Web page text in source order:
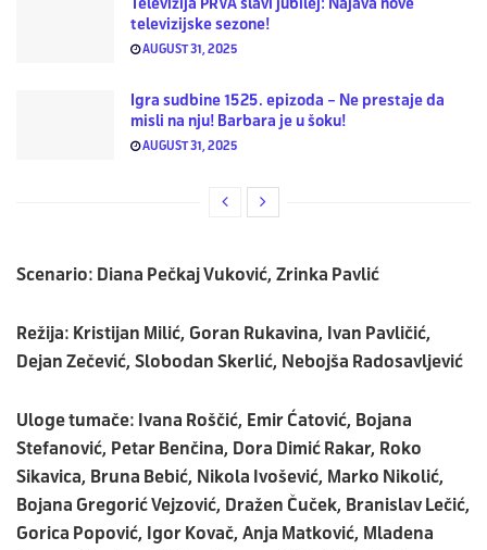
televizijske sezone!
AUGUST 31, 2025
Igra sudbine 1525. epizoda – Ne prestaje da
misli na nju! Barbara je u šoku!
AUGUST 31, 2025
Scenario: Diana Pečkaj Vuković, Zrinka Pavlić
Režija: Kristijan Milić, Goran Rukavina, Ivan Pavličić,
Dejan Zečević, Slobodan Skerlić, Nebojša Radosavljević
Uloge tumače: Ivana Roščić, Emir Ćatović, Bojana
Stefanović, Petar Benčina, Dora Dimić Rakar, Roko
Sikavica, Bruna Bebić, Nikola Ivošević, Marko Nikolić,
Bojana Gregorić Vejzović, Dražen Čuček, Branislav Lečić,
Gorica Popović, Igor Kovač, Anja Matković, Mladena